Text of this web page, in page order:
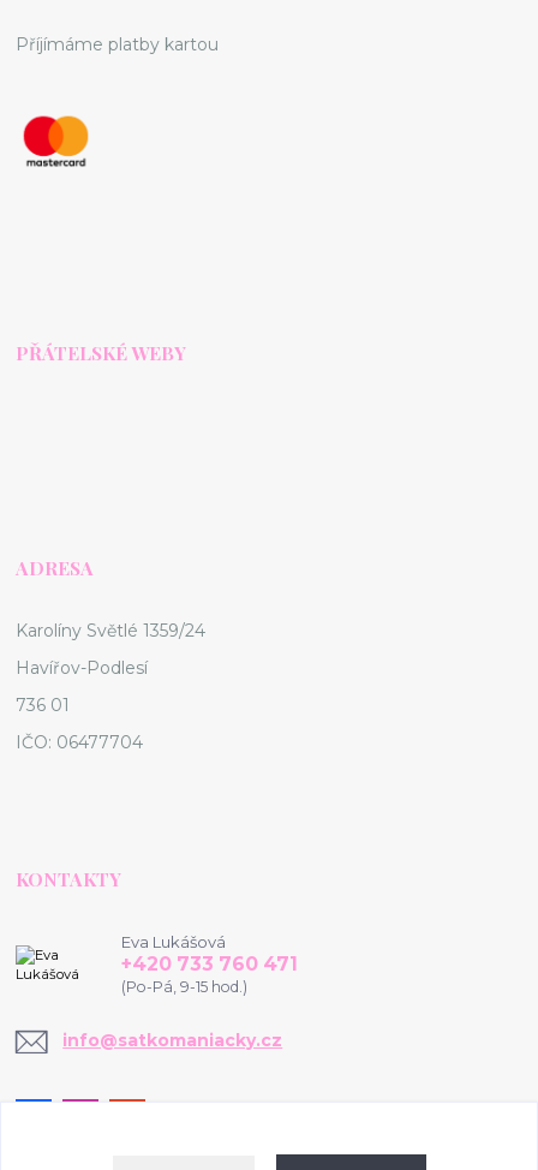
Příjímáme platby kartou
PŘÁTELSKÉ WEBY
ADRESA
Karolíny Světlé 1359/24
Havířov-Podlesí
736 01
IČO: 06477704
KONTAKTY
Eva Lukášová
+420 733 760 471
(Po-Pá, 9-15 hod.)
info@satkomaniacky.cz